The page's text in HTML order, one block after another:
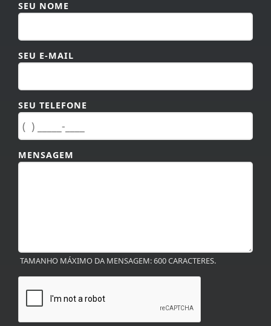
SEU NOME
SEU E-MAIL
SEU TELEFONE
MENSAGEM
TAMANHO MÁXIMO DA MENSAGEM: 600 CARACTERES.